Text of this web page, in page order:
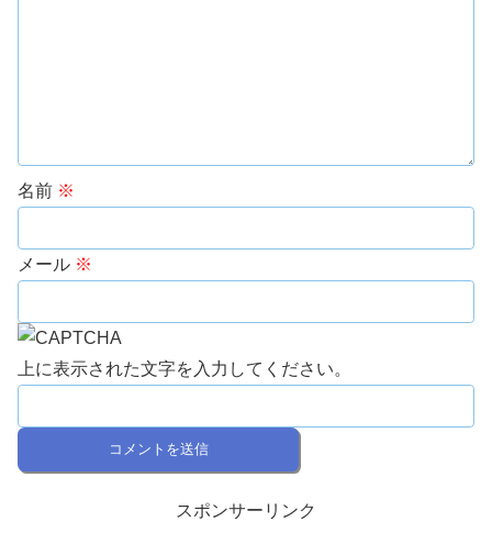
名前 ※
メール ※
上に表示された文字を入力してください。
スポンサーリンク